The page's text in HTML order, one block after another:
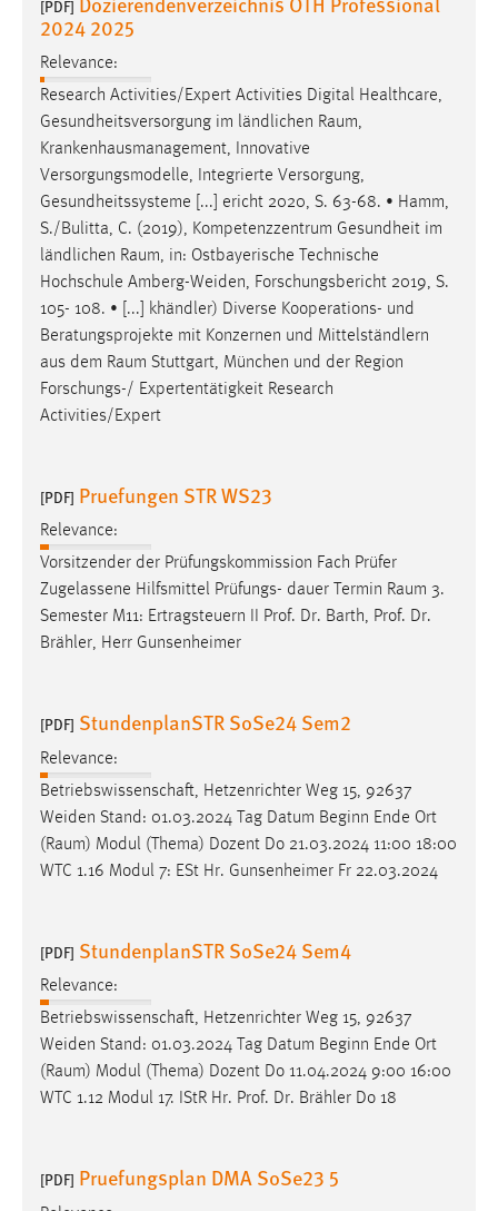
[PDF]
2024 2025
Relevance:
Research Activities/Expert Activities Digital Healthcare,
Gesundheitsversorgung im ländlichen Raum,
Krankenhausmanagement, Innovative
Versorgungsmodelle, Integrierte Versorgung,
Gesundheitssysteme [...] ericht 2020, S. 63-68. • Hamm,
S./Bulitta, C. (2019), Kompetenzzentrum Gesundheit im
ländlichen Raum, in: Ostbayerische Technische
Hochschule Amberg-Weiden, Forschungsbericht 2019, S.
105- 108. • [...] khändler) Diverse Kooperations- und
Beratungsprojekte mit Konzernen und Mittelständlern
aus dem Raum Stuttgart, München und der Region
Forschungs-/ Expertentätigkeit Research
Activities/Expert
[PDF] Pruefungen STR WS23
Relevance:
Vorsitzender der Prüfungskommission Fach Prüfer
Zugelassene Hilfsmittel Prüfungs- dauer Termin Raum 3.
Semester M11: Ertragsteuern II Prof. Dr. Barth, Prof. Dr.
Brähler, Herr Gunsenheimer
[PDF] StundenplanSTR SoSe24 Sem2
Relevance:
Betriebswissenschaft, Hetzenrichter Weg 15, 92637
Weiden Stand: 01.03.2024 Tag Datum Beginn Ende Ort
(Raum) Modul (Thema) Dozent Do 21.03.2024 11:00 18:00
WTC 1.16 Modul 7: ESt Hr. Gunsenheimer Fr 22.03.2024
[PDF] StundenplanSTR SoSe24 Sem4
Relevance:
Betriebswissenschaft, Hetzenrichter Weg 15, 92637
Weiden Stand: 01.03.2024 Tag Datum Beginn Ende Ort
(Raum) Modul (Thema) Dozent Do 11.04.2024 9:00 16:00
WTC 1.12 Modul 17. IStR Hr. Prof. Dr. Brähler Do 18
[PDF] Pruefungsplan DMA SoSe23 5